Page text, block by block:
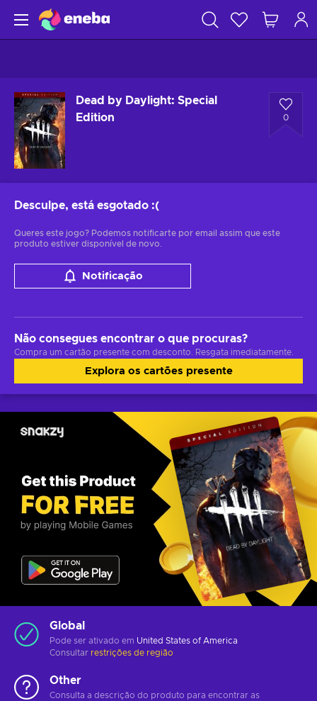
Dead by Daylight: Special
Edition
0
Desculpe, está esgotado :(
Queres este jogo? Podemos notificarte por email assim que este
produto estiver disponível de novo.
Notificação
Não consegues encontrar o que procuras?
Compra um cartão presente com desconto. Resgata imediatamente.
Explora os cartões presente
Global
Pode ser ativado em United States of America
Consultar restrições de região
Other
Consulta a descrição do produto para encontrar as